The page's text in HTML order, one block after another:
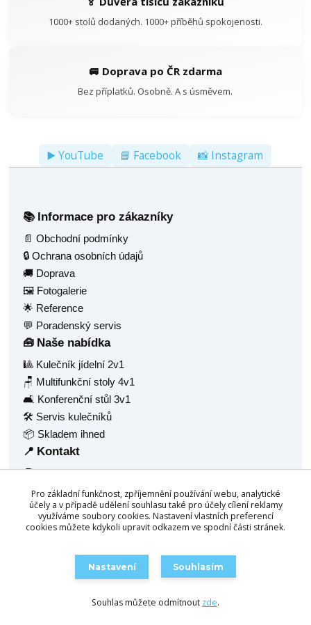
1000+ stolů dodaných. 1000+ příběhů spokojenosti.
🚐 Doprava po ČR zdarma
Bez příplatků. Osobně. A s úsměvem.
▶️ YouTube 📘 Facebook 📸 Instagram
📚 Informace pro zákazníky
📄 Obchodní podmínky
🔒 Ochrana osobních údajů
🚚 Doprava
🖼️ Fotogalerie
🌟 Reference
💬 Poradenský servis
🧰 Naše nabídka
🎱 Kulečník jídelní 2v1
🪑 Multifunkční stoly 4v1
🛋️ Konferenční stůl 3v1
🛠️ Servis kulečníků
📦 Skladem ihned
📍 Kontakt
🧑‍💼 Radek Balaš
🏠 Hlavní 1377
🏙️ Frýdlant nad Ostravicí, 73911
🆔 IČ: 68940688
☎️+420 777 158 532
Vytvořeno na Eshop-rychle.cz
Pro základní funkčnost, zpříjemnění používání webu, analytické
účely a v případě udělení souhlasu také pro účely cílení reklamy
využíváme soubory cookies. Nastavení vlastních preferencí
cookies můžete kdykoli upravit odkazem ve spodní části stránek.
Nastavení Souhlasím
Souhlas můžete odmítnout zde.